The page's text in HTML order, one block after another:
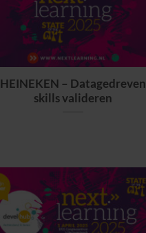
HEINEKEN – Datagedreven
skills valideren